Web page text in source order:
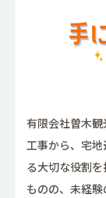
有限会社曽木
工事から、宅
る大切な役割
ものの、未経